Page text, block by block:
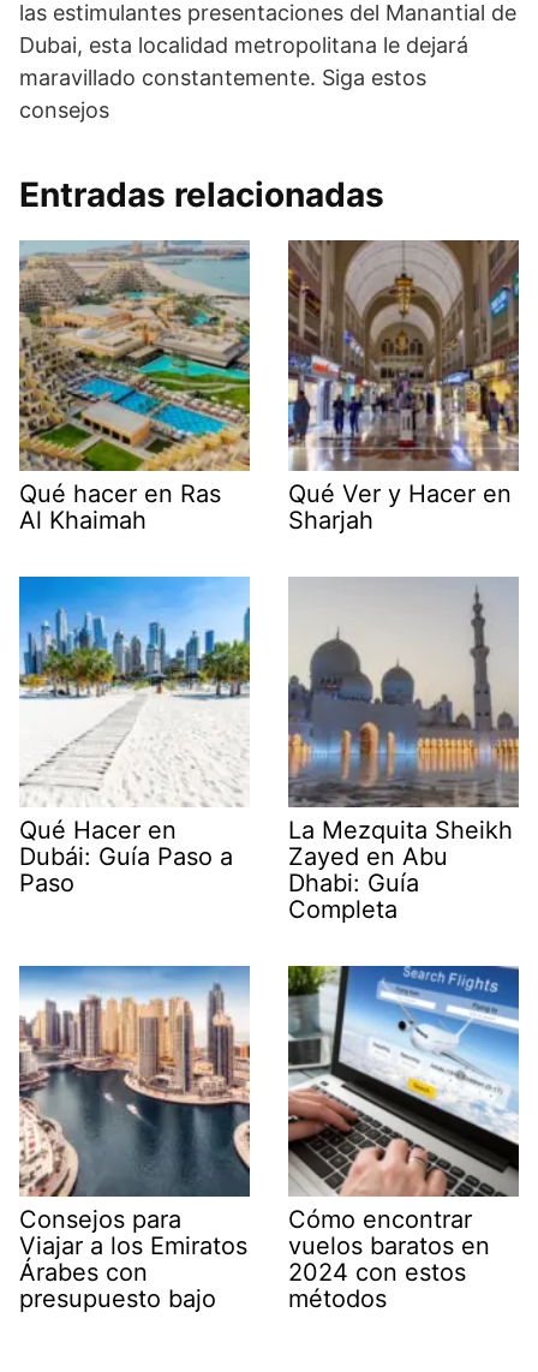
las estimulantes presentaciones del Manantial de
Dubai, esta localidad metropolitana le dejará
maravillado constantemente. Siga estos
consejos
Entradas relacionadas
Qué hacer en Ras
Al Khaimah
Qué Ver y Hacer en
Sharjah
Qué Hacer en
Dubái: Guía Paso a
Paso
La Mezquita Sheikh
Zayed en Abu
Dhabi: Guía
Completa
Consejos para
Viajar a los Emiratos
Árabes con
presupuesto bajo
Cómo encontrar
vuelos baratos en
2024 con estos
métodos